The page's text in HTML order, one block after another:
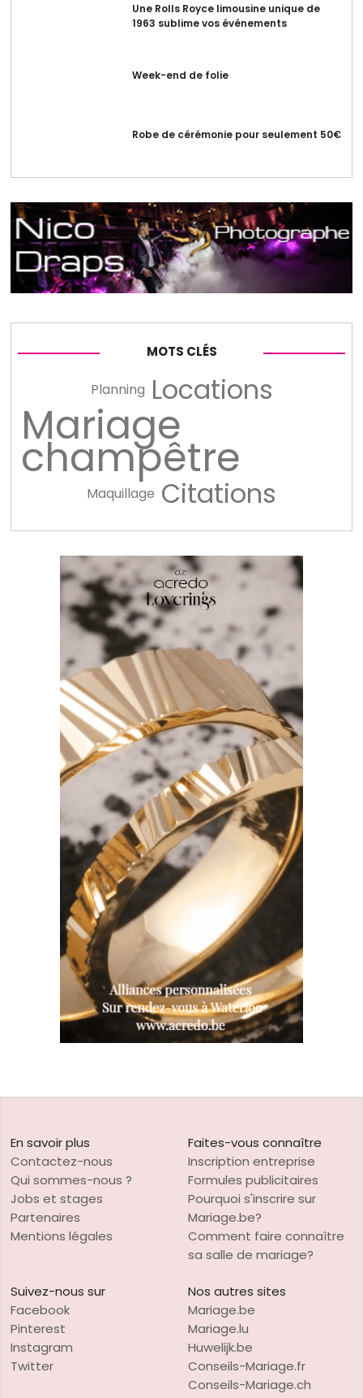
Une Rolls Royce limousine unique de
1963 sublime vos événements
Week-end de folie
Robe de cérémonie pour seulement 50€
MOTS CLÉS
Planning Locations
Mariage
champêtre
Maquillage Citations
En savoir plus
Contactez-nous
Qui sommes-nous ?
Jobs et stages
Partenaires
Mentions légales
Faites-vous connaître
Inscription entreprise
Formules publicitaires
Pourquoi s'inscrire sur
Mariage.be?
Comment faire connaître
sa salle de mariage?
Suivez-nous sur
Facebook
Pinterest
Instagram
Twitter
Nos autres sites
Mariage.be
Mariage.lu
Huwelijk.be
Conseils-Mariage.fr
Conseils-Mariage.ch